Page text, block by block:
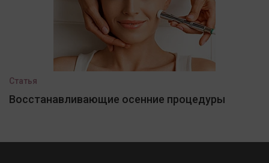
Статья
Восстанавливающие осенние процедуры